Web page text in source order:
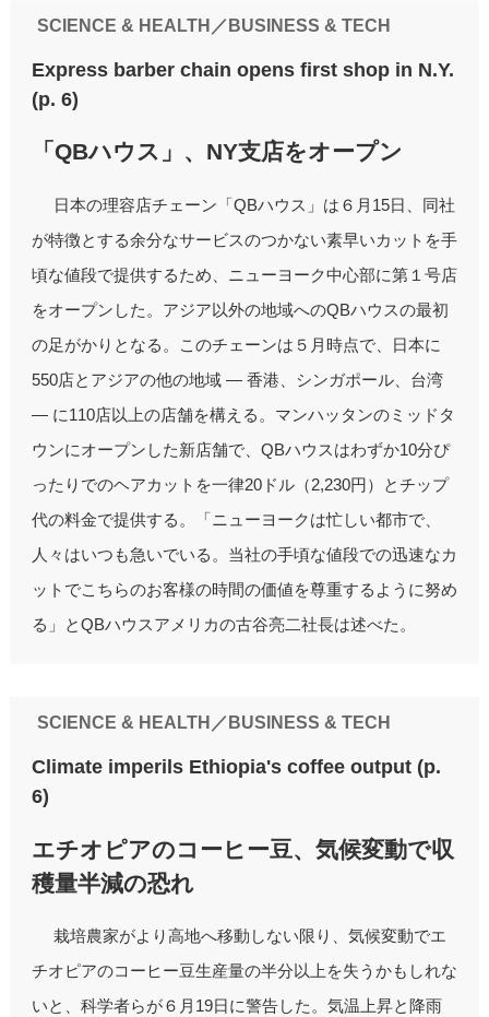
SCIENCE & HEALTH／BUSINESS & TECH
Express barber chain opens first shop in N.Y.
(p. 6)
「QBハウス」、NY支店をオープン
日本の理容店チェーン「QBハウス」は６月15日、同社
が特徴とする余分なサービスのつかない素早いカットを手
頃な値段で提供するため、ニューヨーク中心部に第１号店
をオープンした。アジア以外の地域へのQBハウスの最初
の足がかりとなる。このチェーンは５月時点で、日本に
550店とアジアの他の地域 ― 香港、シンガポール、台湾
― に110店以上の店舗を構える。マンハッタンのミッドタ
ウンにオープンした新店舗で、QBハウスはわずか10分ぴ
ったりでのヘアカットを一律20ドル（2,230円）とチップ
代の料金で提供する。「ニューヨークは忙しい都市で、
人々はいつも急いでいる。当社の手頃な値段での迅速なカ
ットでこちらのお客様の時間の価値を尊重するように努め
る」とQBハウスアメリカの古谷亮二社長は述べた。
SCIENCE & HEALTH／BUSINESS & TECH
Climate imperils Ethiopia's coffee output (p.
6)
エチオピアのコーヒー豆、気候変動で収
穫量半減の恐れ
栽培農家がより高地へ移動しない限り、気候変動でエ
チオピアのコーヒー豆生産量の半分以上を失うかもしれな
いと、科学者らが６月19日に警告した。気温上昇と降雨